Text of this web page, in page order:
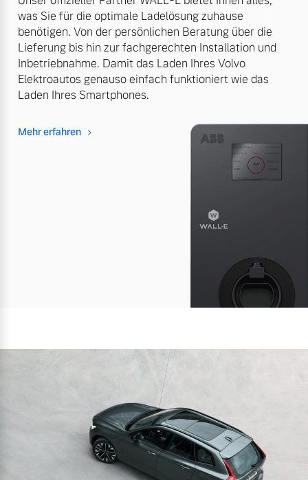
was Sie für die optimale Ladelösung zuhause
benötigen. Von der persönlichen Beratung über die
Lieferung bis hin zur fachgerechten Installation und
Inbetriebnahme. Damit das Laden Ihres Volvo
Elektroautos genauso einfach funktioniert wie das
Laden Ihres Smartphones.
Mehr erfahren